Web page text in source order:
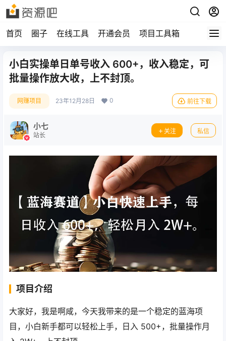
首页 圈子 在线工具 开通会员 项目工具箱
小白实操单日单号收入 600+，收入稳定，可
批量操作放大收，上不封顶。
网赚项目 23年12月28日 0 前往下载
小七
站长
关注 私信
项目介绍
大家好，我是啊咸，今天我带来的是一个稳定的蓝海项
目，小白新手都可以轻松上手，日入 500+，批量操作月